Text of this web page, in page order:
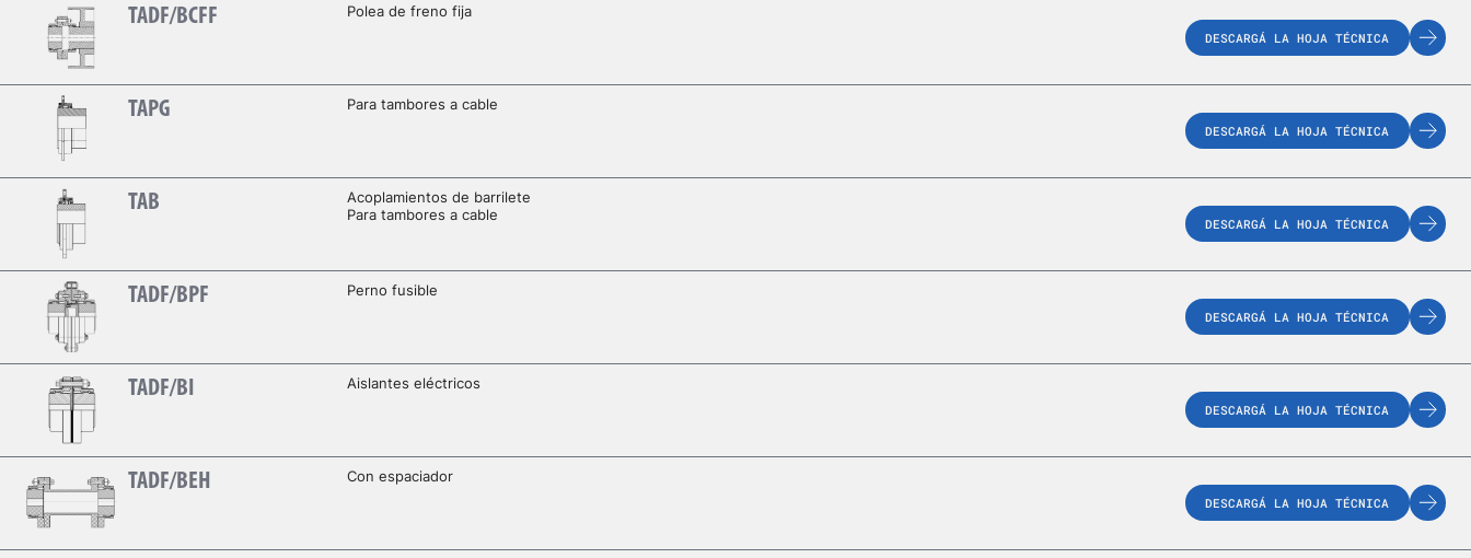
TADF/BCFF Polea de freno fija
DESCARGÁ LA HOJA TÉCNICA
TAPG Para tambores a cable
DESCARGÁ LA HOJA TÉCNICA
TAB
Acoplamientos de barrilete
Para tambores a cable
DESCARGÁ LA HOJA TÉCNICA
TADF/BPF Perno fusible
DESCARGÁ LA HOJA TÉCNICA
TADF/BI Aislantes eléctricos
DESCARGÁ LA HOJA TÉCNICA
TADF/BEH Con espaciador
DESCARGÁ LA HOJA TÉCNICA